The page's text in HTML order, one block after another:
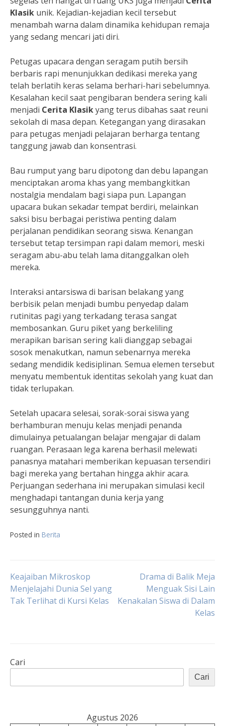
Klasik unik. Kejadian-kejadian kecil tersebut
menambah warna dalam dinamika kehidupan remaja
yang sedang mencari jati diri.
Petugas upacara dengan seragam putih bersih
berbaris rapi menunjukkan dedikasi mereka yang
telah berlatih keras selama berhari-hari sebelumnya.
Kesalahan kecil saat pengibaran bendera sering kali
menjadi Cerita Klasikyang terus dibahas saat reuni
sekolah di masa depan. Ketegangan yang dirasakan
para petugas menjadi pelajaran berharga tentang
tanggung jawab dan konsentrasi.
Bau rumput yang baru dipotong dan debu lapangan
menciptakan aroma khas yang membangkitkan
nostalgia mendalam bagi siapa pun. Lapangan
upacara bukan sekadar tempat berdiri, melainkan
saksi bisu berbagai peristiwa penting dalam
perjalanan pendidikan seorang siswa. Kenangan
tersebut tetap tersimpan rapi dalam memori, meski
seragam abu-abu telah lama ditanggalkan oleh
mereka.
Interaksi antarsiswa di barisan belakang yang
berbisik pelan menjadi bumbu penyedap dalam
rutinitas pagi yang terkadang terasa sangat
membosankan. Guru piket yang berkeliling
merapikan barisan sering kali dianggap sebagai
sosok menakutkan, namun sebenarnya mereka
sedang mendidik kedisiplinan. Semua elemen tersebut
menyatu membentuk identitas sekolah yang kuat dan
tidak terlupakan.
Setelah upacara selesai, sorak-sorai siswa yang
berhamburan menuju kelas menjadi penanda
dimulainya petualangan belajar mengajar di dalam
ruangan. Perasaan lega karena berhasil melewati
panasnya matahari memberikan kepuasan tersendiri
bagi mereka yang bertahan hingga akhir acara.
Perjuangan sederhana ini merupakan simulasi kecil
menghadapi tantangan dunia kerja yang
sesungguhnya nanti.
Posted in Berita
Navigasi
pos
Keajaiban Mikroskop
Menjelajahi Dunia Sel yang
Tak Terlihat di Kursi Kelas
Drama di Balik Meja
Menguak Sisi Lain
Kenakalan Siswa di Dalam
Kelas
Cari
Cari
Agustus 2026